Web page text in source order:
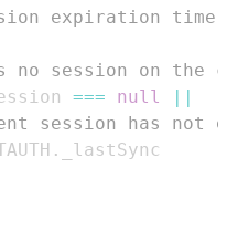
expiration time
session on the
=== null
||
session has not
.
_lastSync